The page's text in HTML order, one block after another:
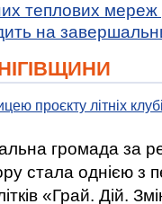
теплових мереж
на
проєкту літніх
громада за
стала однією
«Грай. Дій.